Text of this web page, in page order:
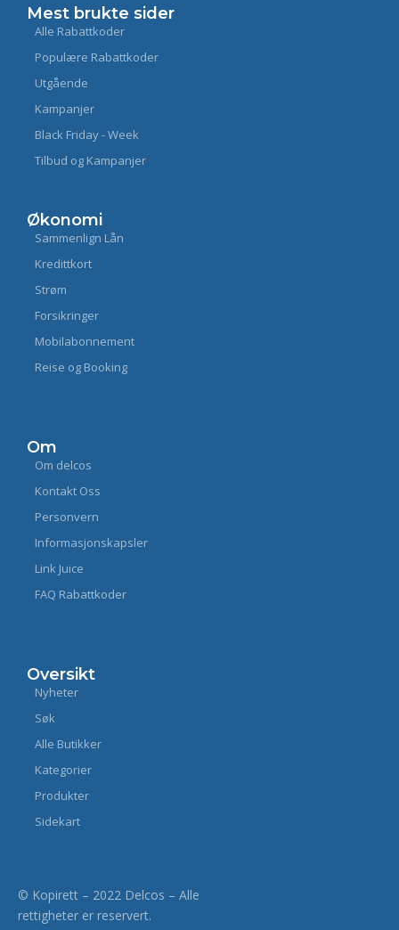
Mest brukte sider
Alle Rabattkoder
Populære Rabattkoder
Utgående
Kampanjer
Black Friday - Week
Tilbud og Kampanjer
Økonomi
Sammenlign Lån
Kredittkort
Strøm
Forsikringer
Mobilabonnement
Reise og Booking
Om
Om delcos
Kontakt Oss
Personvern
Informasjonskapsler
Link Juice
FAQ Rabattkoder
Oversikt
Nyheter
Søk
Alle Butikker
Kategorier
Produkter
Sidekart
© Kopirett – 2022 Delcos – Alle
rettigheter er reservert.